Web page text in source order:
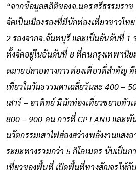
“จากข้อมูลสถิติของจ.นครศรีธรรมรา
จัดเป็นเมืองรองที่มีนักท่องเที่ยวชาวไ
2 รองจากจ.จันทบุรี และเป็นอันดับที่ 1
ทั้งจัดอยู่ในอันดับที่ 8 ที่คนกรุงเทพฯนิย
หมายปลายทางการท่องเที่ยวที่สำคัญ
เที่ยวในวันธรรมดาเฉลี่ยวันละ 400 –
เสาร์ – อาทิตย์ มีนักท่องเที่ยวขยายตัว
800 – 900 คน การที่ CP LAND และ
นวัตกรรมเสาไฟส่องสว่างพลังงานแสง
ระยะทางรวมกว่า 5 กิโลเมตร นับเป็น
เที่ยวของพื้นที่ เปิดพื้นที่ทางสัญจรให้กั